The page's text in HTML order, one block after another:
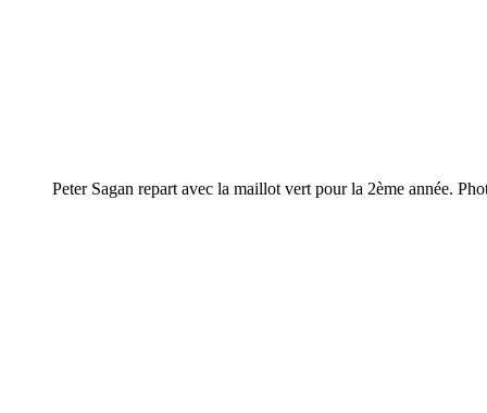
Peter Sagan repart avec la maillot vert pour la 2ème année.